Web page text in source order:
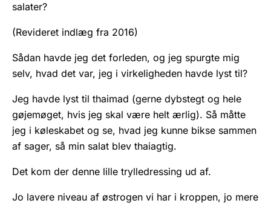
salater?
(Revideret indlæg fra 2016)
Sådan havde jeg det forleden, og jeg spurgte mig
selv, hvad det var, jeg i virkeligheden havde lyst til?
Jeg havde lyst til thaimad (gerne dybstegt og hele
gøjemøget, hvis jeg skal være helt ærlig). Så måtte
jeg i køleskabet og se, hvad jeg kunne bikse sammen
af sager, så min salat blev thaiagtig.
Det kom der denne lille trylledressing ud af.
Jo lavere niveau af østrogen vi har i kroppen, jo mere